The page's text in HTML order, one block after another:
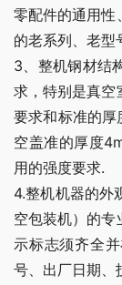
零配件的通用性
的老系列、老型
3、整机钢材结
求，特别是真空
要求和标准的
空盖准的厚度
用的强度要求.
4.整机机器的外
空包装机）的专
示标志须齐全
号、出厂日期、